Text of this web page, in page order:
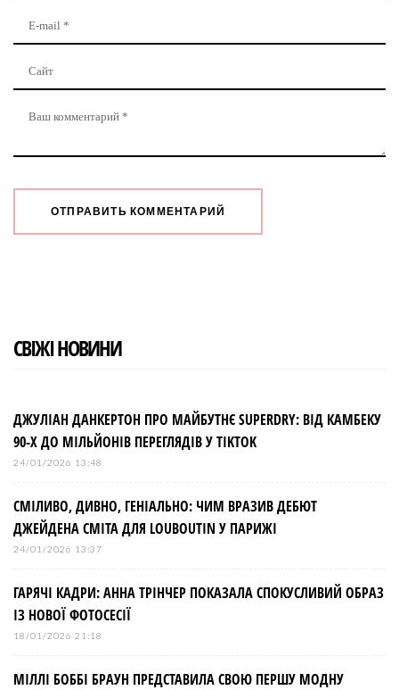
СВІЖІ НОВИНИ
ДЖУЛІАН ДАНКЕРТОН ПРО МАЙБУТНЄ SUPERDRY: ВІД КАМБЕКУ
90-Х ДО МІЛЬЙОНІВ ПЕРЕГЛЯДІВ У TIKTOK
24/01/2026 13:48
СМІЛИВО, ДИВНО, ГЕНІАЛЬНО: ЧИМ ВРАЗИВ ДЕБЮТ
ДЖЕЙДЕНА СМІТА ДЛЯ LOUBOUTIN У ПАРИЖІ
24/01/2026 13:37
ГАРЯЧІ КАДРИ: АННА ТРІНЧЕР ПОКАЗАЛА СПОКУСЛИВИЙ ОБРАЗ
ІЗ НОВОЇ ФОТОСЕСІЇ
18/01/2026 21:18
МІЛЛІ БОББІ БРАУН ПРЕДСТАВИЛА СВОЮ ПЕРШУ МОДНУ